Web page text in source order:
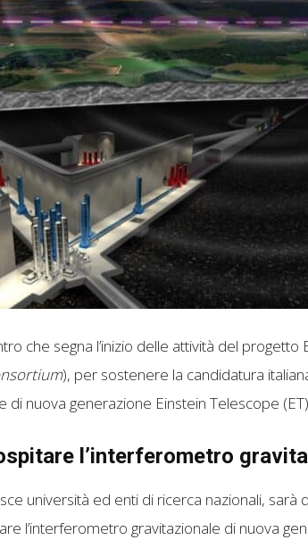
che segna l’inizio delle attività del progetto
), per sostenere la candidatura
di nuova generazione Einstein Telescope
l’interferometro
università ed enti di ricerca nazionali, sarà
l’interferometro gravitazionale di nuova